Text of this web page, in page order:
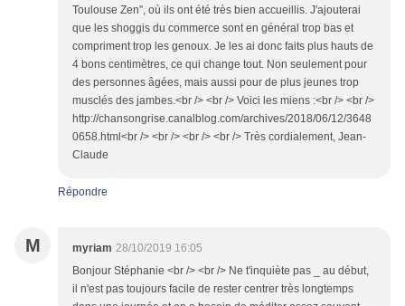
Toulouse Zen", où ils ont été très bien accueillis. J'ajouterai
que les shoggis du commerce sont en général trop bas et
compriment trop les genoux. Je les ai donc faits plus hauts de
4 bons centimètres, ce qui change tout. Non seulement pour
des personnes âgées, mais aussi pour de plus jeunes trop
musclés des jambes.<br /> <br /> Voici les miens :<br /> <br />
http://chansongrise.canalblog.com/archives/2018/06/12/3648
0658.html<br /> <br /> <br /> <br /> Très cordialement, Jean-
Claude
Répondre
M myriam 28/10/2019 16:05
Bonjour Stéphanie <br /> <br /> Ne t'inquiète pas _ au début,
il n'est pas toujours facile de rester centrer très longtemps